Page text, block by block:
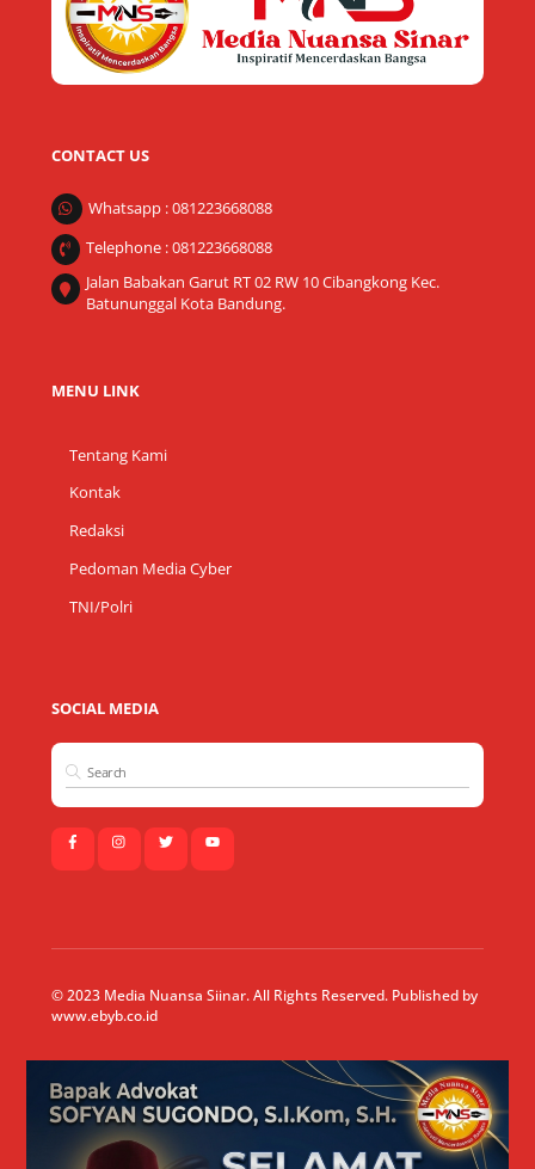
CONTACT US
Whatsapp : 081223668088
Telephone : 081223668088
Jalan Babakan Garut RT 02 RW 10 Cibangkong Kec.
Batununggal Kota Bandung.
MENU LINK
Tentang Kami
Kontak
Redaksi
Pedoman Media Cyber
TNI/Polri
SOCIAL MEDIA
© 2023 Media Nuansa Siinar. All Rights Reserved. Published by
www.ebyb.co.id